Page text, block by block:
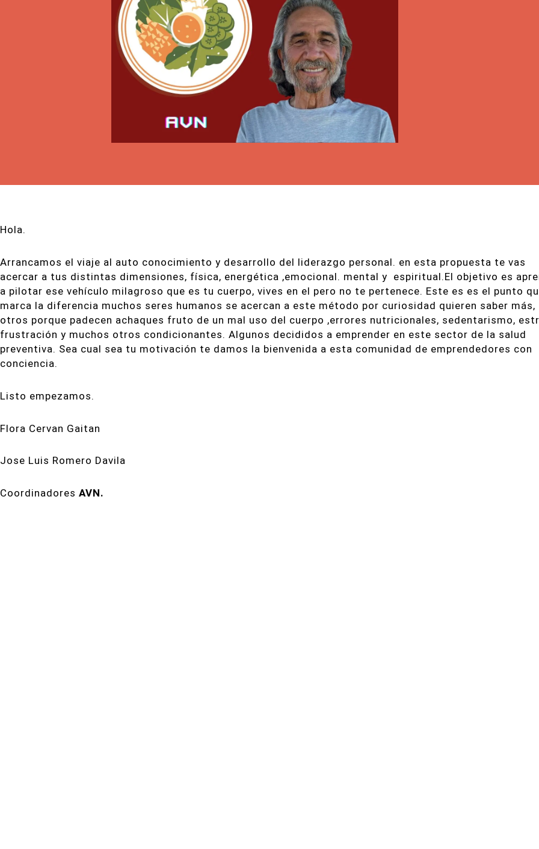
Hola.
Arrancamos el viaje al auto conocimiento y desarrollo del liderazgo personal. en esta propuesta te vas
acercar a tus distintas dimensiones, física, energética ,emocional. mental y espiritual.El objetivo es
a pilotar ese vehículo milagroso que es tu cuerpo, vives en el pero no te pertenece. Este es es el punto
marca la diferencia muchos seres humanos se acercan a este método por curiosidad quieren saber más,
otros porque padecen achaques fruto de un mal uso del cuerpo ,errores nutricionales, sedentarismo,
frustración y muchos otros condicionantes. Algunos decididos a emprender en este sector de la salud
preventiva. Sea cual sea tu motivación te damos la bienvenida a esta comunidad de emprendedores con
conciencia.
Listo empezamos.
Flora Cervan Gaitan
Jose Luis Romero Davila
Coordinadores AVN.